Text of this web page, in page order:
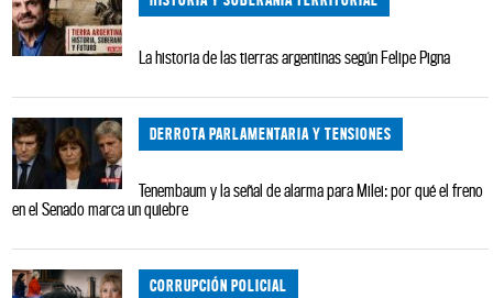
La historia de las tierras argentinas según Felipe Pigna
DERROTA PARLAMENTARIA Y TENSIONES
Tenembaum y la señal de alarma para Milei: por qué el freno
en el Senado marca un quiebre
CORRUPCIÓN POLICIAL